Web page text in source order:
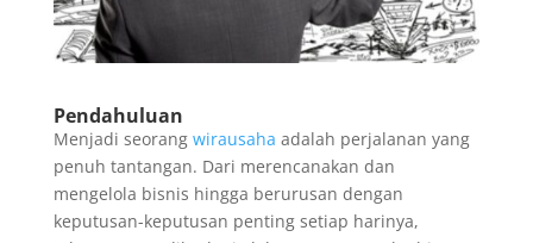
Pendahuluan
Menjadi seorang wirausaha adalah perjalanan yang
penuh tantangan. Dari merencanakan dan
mengelola bisnis hingga berurusan dengan
keputusan-keputusan penting setiap harinya,